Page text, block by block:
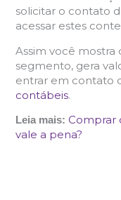
solicitar o contato
acessar estes
Assim você
segmento, gera
entrar em contato
contábeis.
Leia mais: Comprar
vale a pena?